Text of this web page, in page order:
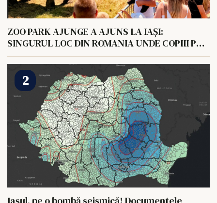
ZOO PARK AJUNGE A AJUNS LA IAȘI:
SINGURUL LOC DIN ROMANIA UNDE COPIII POT
HRANI UN ELEFANT